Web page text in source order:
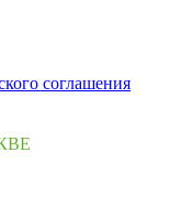
соглашения